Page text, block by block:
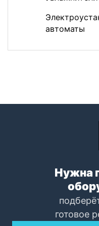
автоматы
Нужна
готовое